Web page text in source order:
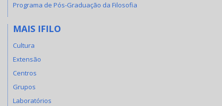
Programa de Pós-Graduação da Filosofia
MAIS IFILO
Cultura
Extensão
Centros
Grupos
Laboratórios